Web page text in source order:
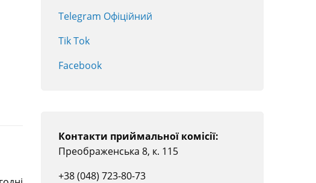
Telegram Офіційний
Tik Tok
Facebook
Контакти приймальної комісії:
Преображенська 8, к. 115
+38 (048) 723-80-73